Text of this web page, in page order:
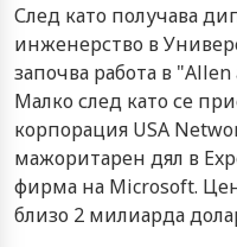
След като получава
инженерство в
започва работа в
Малко след като се
корпорация USA
мажоритарен дял в
фирма на Microsoft.
близо 2 милиарда